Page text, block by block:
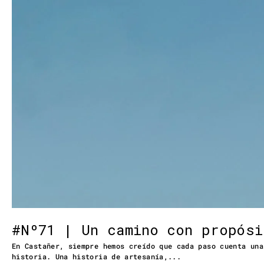
#Nº71 | Un camino con
En Castañer, siempre hemos creído que cada paso cuenta una
historia. Una historia de artesanía,...